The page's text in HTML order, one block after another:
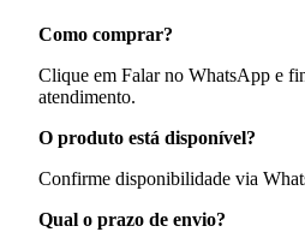
Como comprar?
Clique em Falar no WhatsApp e
atendimento.
O produto está disponível?
Confirme disponibilidade via
Qual o prazo de envio?